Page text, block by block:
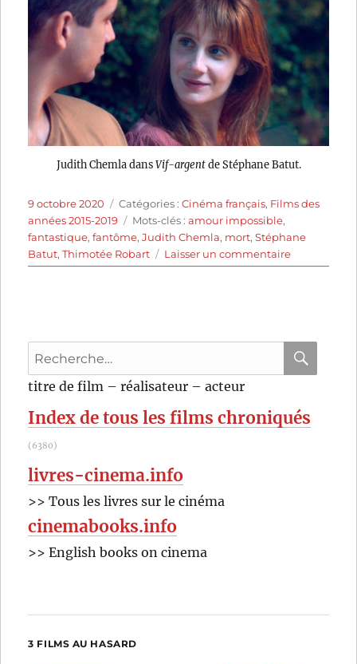
Judith Chemla dansVif-argentde Stéphane Batut.
Publié
le
9 octobre 2020 Catégories
Catégories :Cinéma français, Films des
années 2015-2019
Étiquettes
Mots-clés :amour impossible,
fantastique,fantôme,Judith Chemla, mort,Stéphane
Batut,Thimotée Robart Laisser un commentairesur
Vif-
Batut
Recherche
pour
titre de film – réalisateur – acteur
Index de tous les films chroniqués
(6380)
livres-cinema.info
>> Tous les livres sur le cinéma
cinemabooks.info
>> English books on cinema
3 FILMS AU HASARD